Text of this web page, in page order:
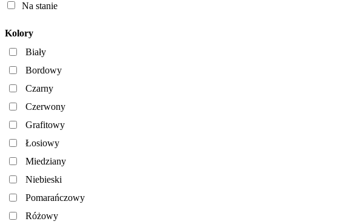
Na stanie
Kolory
Biały
Bordowy
Czarny
Czerwony
Grafitowy
Łosiowy
Miedziany
Niebieski
Pomarańczowy
Różowy